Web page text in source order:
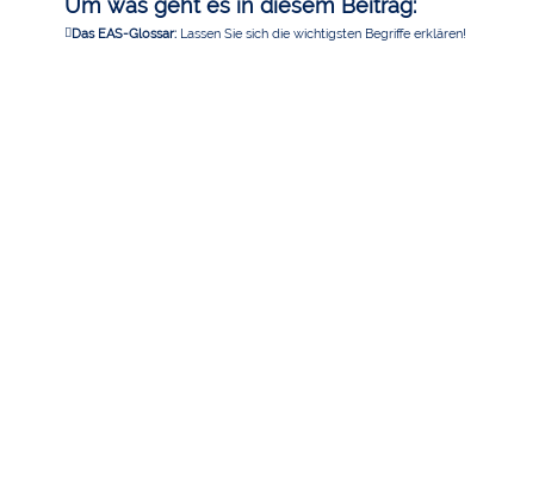
Um was geht es in diesem Beitrag:
Das EAS-Glossar:Lassen Sie sich die wichtigsten Begriffe erklären!